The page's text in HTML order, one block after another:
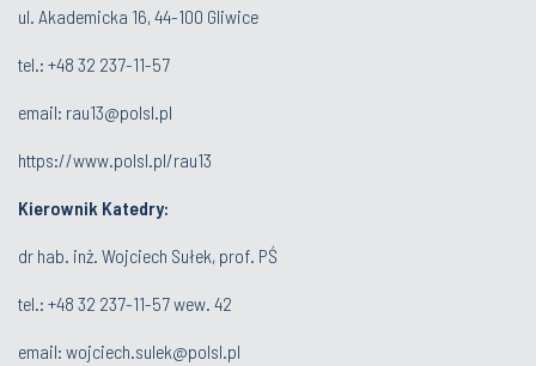
ul. Akademicka 16, 44-100 Gliwice
tel.: +48 32 237-11-57
email: rau13@polsl.pl
https://www.polsl.pl/rau13
Kierownik Katedry:
dr hab. inż. Wojciech Sułek, prof. PŚ
tel.: +48 32 237-11-57 wew. 42
email: wojciech.sulek@polsl.pl